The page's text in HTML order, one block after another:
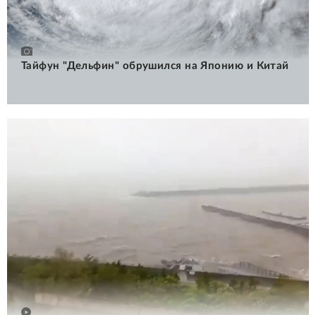
Тайфун "Дельфин" обрушился на Японию и Китай